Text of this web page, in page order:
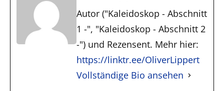
Autor ("Kaleidoskop - Abschnitt
1 -", "Kaleidoskop - Abschnitt 2
-") und Rezensent. Mehr hier:
https://linktr.ee/OliverLippert
Vollständige Bio ansehen